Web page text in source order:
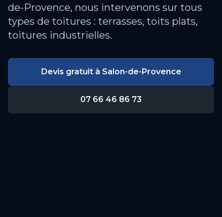
de-Provence, nous intervenons sur tous
types de toitures : terrasses, toits plats,
toitures industrielles.
Devis gratuit à Salon-de-Provence
07 66 46 86 73